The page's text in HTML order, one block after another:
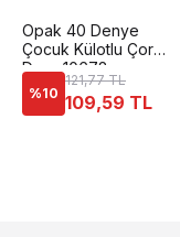
Opak 40 Denye
Çocuk Külotlu Çorap
Dore 10678
%10
121,77 TL
109,59 TL